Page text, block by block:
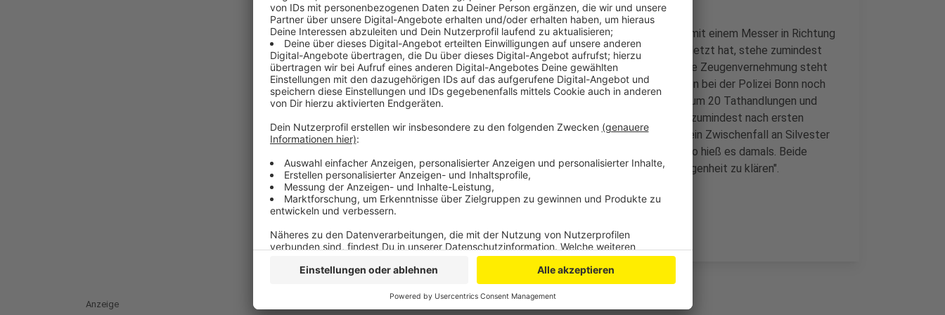
Der Beschuldigte soll vor einem Jahr auf der Roitzheimer Straße mit einem Messer in Richtung
eines anderen gestochen haben. Da er ihn aber offenbar nicht verletzt hat, stehe zumindest
der versuchte Totschlag als Vorwurf im Raum. Eine entscheidende Zeugenvernehmung steht
noch aus, sagt der Sprecher der Staatsanwaltschaft. Hierzu laufen bei der Polizei Bonn noch
Ermittlungen. Die Akte ist ziemlich dick. Denn insgesamt geht es um 20 Tathandlungen und
etwa 40 Beteiligten. Doch viele von ihnen Schweigen oder sagen zumindest nach ersten
Aussagen vor Ort inzwischen nichts mehr. Auslöser war offenbar ein Zwischenfall an Silvester
als eine Gruppe eine andere mit Böllern beschossen haben soll - so hieß es damals. Beide
Seiten hätten sich danach für Neujahr verabredet, "um die Angelegenheit zu klären".
Anzeige
Anzeige